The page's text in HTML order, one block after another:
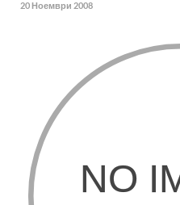
20 Ноември 2008